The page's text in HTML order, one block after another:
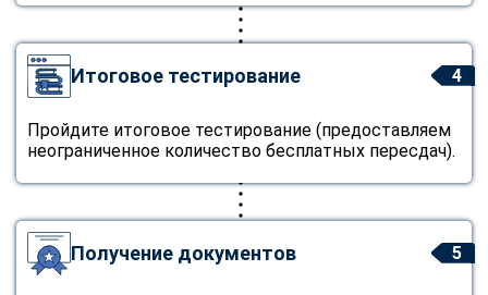
4
Итоговое тестирование
Пройдите итоговое тестирование (предоставляем
неограниченное количество бесплатных пересдач).
5
Получение документов